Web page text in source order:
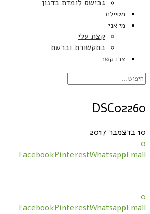
גבישס לומדת בדנון
מטיילת
מי אני
קצת עלי
בתקשורת וברשת
צרו קשר
DSC02260
10 בדצמבר 2017
0
FacebookPinterestWhatsappEmail
0
FacebookPinterestWhatsappEmail